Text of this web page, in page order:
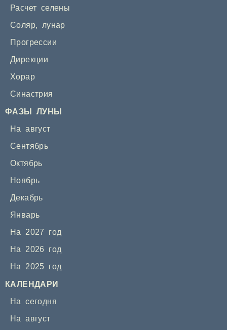
Расчет селены
Соляр, лунар
Прогрессии
Дирекции
Хорар
Синастрия
ФАЗЫ ЛУНЫ
На август
Сентябрь
Октябрь
Ноябрь
Декабрь
Январь
На 2027 год
На 2026 год
На 2025 год
КАЛЕНДАРИ
На сегодня
На август